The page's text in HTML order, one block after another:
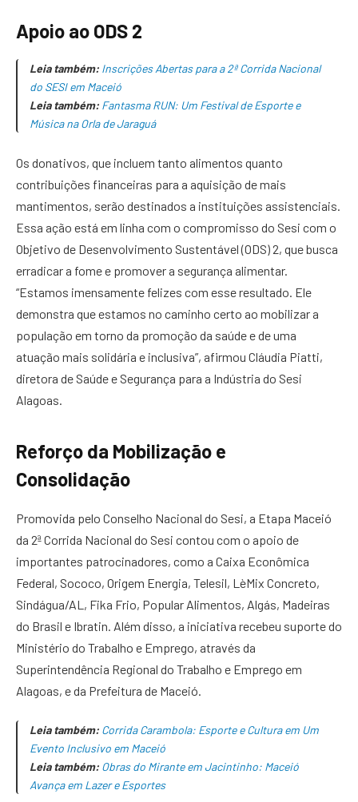
Apoio ao ODS 2
Leia também: Inscrições Abertas para a 2ª Corrida Nacional
do SESI em Maceió
Leia também: Fantasma RUN: Um Festival de Esporte e
Música na Orla de Jaraguá
Os donativos, que incluem tanto alimentos quanto
contribuições financeiras para a aquisição de mais
mantimentos, serão destinados a instituições assistenciais.
Essa ação está em linha com o compromisso do Sesi com o
Objetivo de Desenvolvimento Sustentável (ODS) 2, que busca
erradicar a fome e promover a segurança alimentar.
“Estamos imensamente felizes com esse resultado. Ele
demonstra que estamos no caminho certo ao mobilizar a
população em torno da promoção da saúde e de uma
atuação mais solidária e inclusiva”, afirmou Cláudia Piatti,
diretora de Saúde e Segurança para a Indústria do Sesi
Alagoas.
Reforço da Mobilização e
Consolidação
Promovida pelo Conselho Nacional do Sesi, a Etapa Maceió
da 2ª Corrida Nacional do Sesi contou com o apoio de
importantes patrocinadores, como a Caixa Econômica
Federal, Sococo, Origem Energia, Telesil, LèMix Concreto,
Sindágua/AL, Fika Frio, Popular Alimentos, Algás, Madeiras
do Brasil e Ibratin. Além disso, a iniciativa recebeu suporte do
Ministério do Trabalho e Emprego, através da
Superintendência Regional do Trabalho e Emprego em
Alagoas, e da Prefeitura de Maceió.
Leia também: Corrida Carambola: Esporte e Cultura em Um
Evento Inclusivo em Maceió
Leia também: Obras do Mirante em Jacintinho: Maceió
Avança em Lazer e Esportes